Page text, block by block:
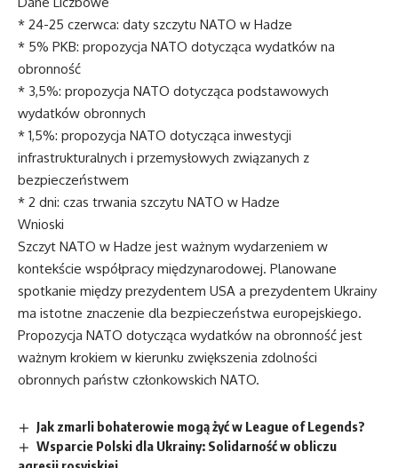
* 24-25 czerwca: daty szczytu NATO w Hadze
* 5% PKB: propozycja NATO dotycząca wydatków na
obronność
* 3,5%: propozycja NATO dotycząca podstawowych
wydatków obronnych
* 1,5%: propozycja NATO dotycząca inwestycji
infrastrukturalnych i przemysłowych związanych z
bezpieczeństwem
* 2 dni: czas trwania szczytu NATO w Hadze
Wnioski
Szczyt NATO w Hadze jest ważnym wydarzeniem w
kontekście współpracy międzynarodowej. Planowane
spotkanie między prezydentem USA a prezydentem Ukrainy
ma istotne znaczenie dla bezpieczeństwa europejskiego.
Propozycja NATO dotycząca wydatków na obronność jest
ważnym krokiem w kierunku zwiększenia zdolności
obronnych państw członkowskich NATO.
Jak zmarli bohaterowie mogą żyć w League of Legends?
Wsparcie Polski dla Ukrainy: Solidarność w obliczu